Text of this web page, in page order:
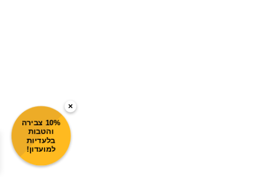
×
10% צבירה
והטבות
בלעדיות
למועדון!